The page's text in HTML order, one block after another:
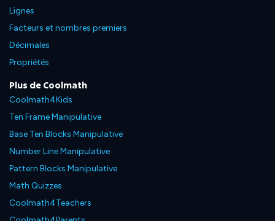
Lignes
Facteurs et nombres premiers
Décimales
Propriétés
Plus de Coolmath
Coolmath4Kids
Ten Frame Manipulative
Base Ten Blocks Manipulative
Number Line Manipulative
Pattern Blocks Manipulative
Math Quizzes
Coolmath4Teachers